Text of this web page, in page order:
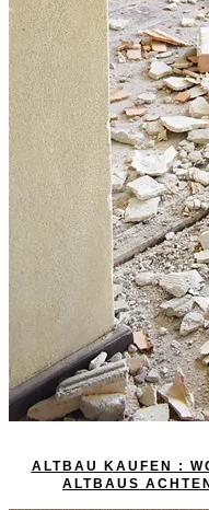
ALTBAU KAUFEN :
ALTBAUS